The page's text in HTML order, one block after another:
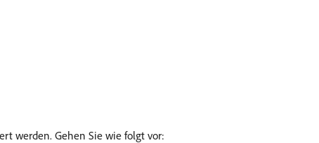
werden. Gehen Sie wie folgt vor: